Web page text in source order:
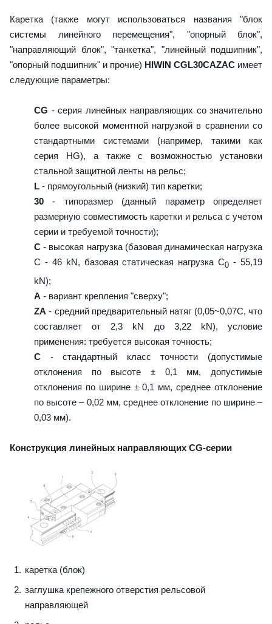
Каретка (также могут использоваться названия "блок
системы линейного перемещения", "опорный блок",
"направляющий блок", "танкетка", "линейный подшипник",
"опорный подшипник" и прочие) HIWIN CGL30CAZAC имеет
следующие параметры:
CG - серия линейных направляющих со значительно
более высокой моментной нагрузкой в сравнении со
стандартными системами (например, такими как
серия HG), а также с возможностью установки
стальной защитной ленты на рельс;
L - прямоугольный (низкий) тип каретки;
30 - типоразмер (данный параметр определяет
размерную совместимость каретки и рельса с учетом
серии и требуемой точности);
C - высокая нагрузка (базовая динамическая нагрузка
C - 46 kN, базовая статическая нагрузка С0 - 55,19
kN);
A - вариант крепления "сверху";
ZA - средний предварительный натяг (0,05~0,07C, что
составляет от 2,3 kN до 3,22 kN), условие
применения: требуется высокая точность;
C - стандартный класс точности (допустимые
отклонения по высоте ± 0,1 мм, допустимые
отклонения по ширине ± 0,1 мм, среднее отклонение
по высоте – 0,02 мм, среднее отклонение по ширине –
0,03 мм).
Конструкция линейных направляющих CG-серии
каретка (блок)
заглушка крепежного отверстия рельсовой
направляющей